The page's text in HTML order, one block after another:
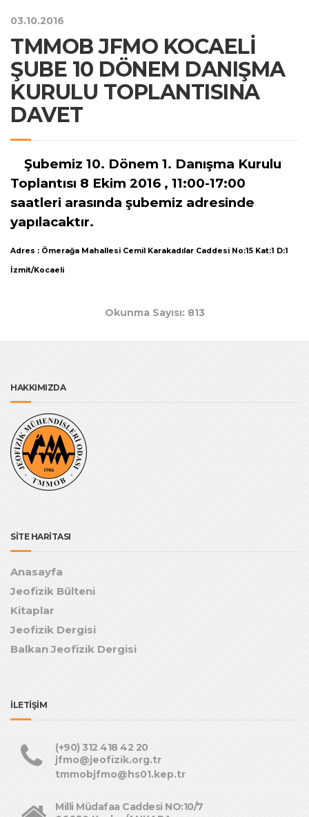
03.10.2016
TMMOB JFMO KOCAELİ
ŞUBE 10 DÖNEM DANIŞMA
KURULU TOPLANTISINA
DAVET
Şubemiz 10. Dönem 1. Danışma Kurulu
Toplantısı 8 Ekim 2016 , 11:00-17:00
saatleri arasında şubemiz adresinde
yapılacaktır.
Adres : Ömerağa Mahallesi Cemil Karakadılar Caddesi No:15 Kat:1 D:1
İzmit/Kocaeli
Okunma Sayısı: 813
HAKKIMIZDA
SİTE HARİTASI
Anasayfa
Jeofizik Bülteni
Kitaplar
Jeofizik Dergisi
Balkan Jeofizik Dergisi
İLETİŞİM
(+90) 312 418 42 20
jfmo@jeofizik.org.tr
tmmobjfmo@hs01.kep.tr
Milli Müdafaa Caddesi NO:10/7